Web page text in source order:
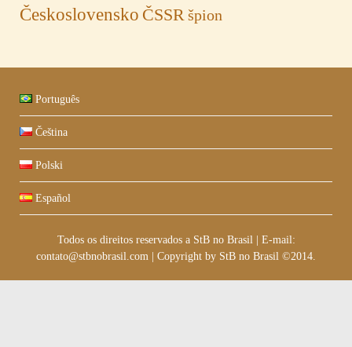
Československo ČSSRšpion
Português
Čeština
Polski
Español
Todos os direitos reservados a StB no Brasil
E-mail:
contato@stbnobrasil.com
Copyright by StB no Brasil ©2014.